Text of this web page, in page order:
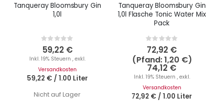
Tanqueray Bloomsbury Gin
1,0l
Rating:
0%
59,22 €
Inkl. 19% Steuern , exkl.
Versandkosten
59,22 € / 1.00 Liter
Nicht auf Lager
Tanqueray Bloomsbury Gin
1,0l Flasche Tonic Water Mix
Pack
Rating:
0%
72,92 €
1,20 €
74,12 €
Inkl. 19% Steuern , exkl.
Versandkosten
72,92 € / 1.00 Liter